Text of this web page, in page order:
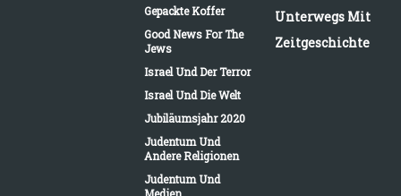
Gepackte Koffer
Good News For The
Jews
Israel Und Der Terror
Israel Und Die Welt
Jubiläumsjahr 2020
Judentum Und
Andere Religionen
Judentum Und
Medien
Unterwegs Mit
Zeitgeschichte